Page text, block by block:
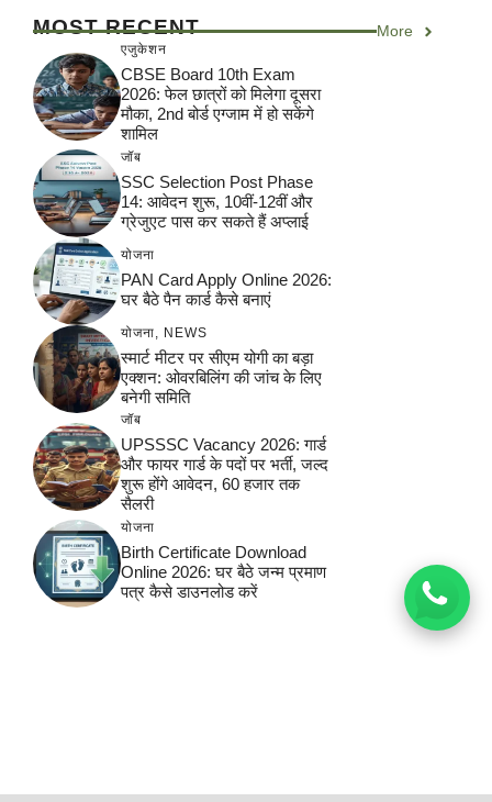
MOST RECENT More
एजुकेशन
CBSE Board 10th Exam
2026: फेल छात्रों को मिलेगा दूसरा
मौका, 2nd बोर्ड एग्जाम में हो सकेंगे
शामिल
जॉब
SSC Selection Post Phase
14: आवेदन शुरू, 10वीं-12वीं और
ग्रेजुएट पास कर सकते हैं अप्लाई
योजना
PAN Card Apply Online 2026:
घर बैठे पैन कार्ड कैसे बनाएं
योजना NEWS
स्मार्ट मीटर पर सीएम योगी का बड़ा
एक्शन: ओवरबिलिंग की जांच के लिए
बनेगी समिति
जॉब
UPSSSC Vacancy 2026: गार्ड
और फायर गार्ड के पदों पर भर्ती, जल्द
शुरू होंगे आवेदन, 60 हजार तक
सैलरी
योजना
Birth Certificate Download
Online 2026: घर बैठे जन्म प्रमाण
पत्र कैसे डाउनलोड करें